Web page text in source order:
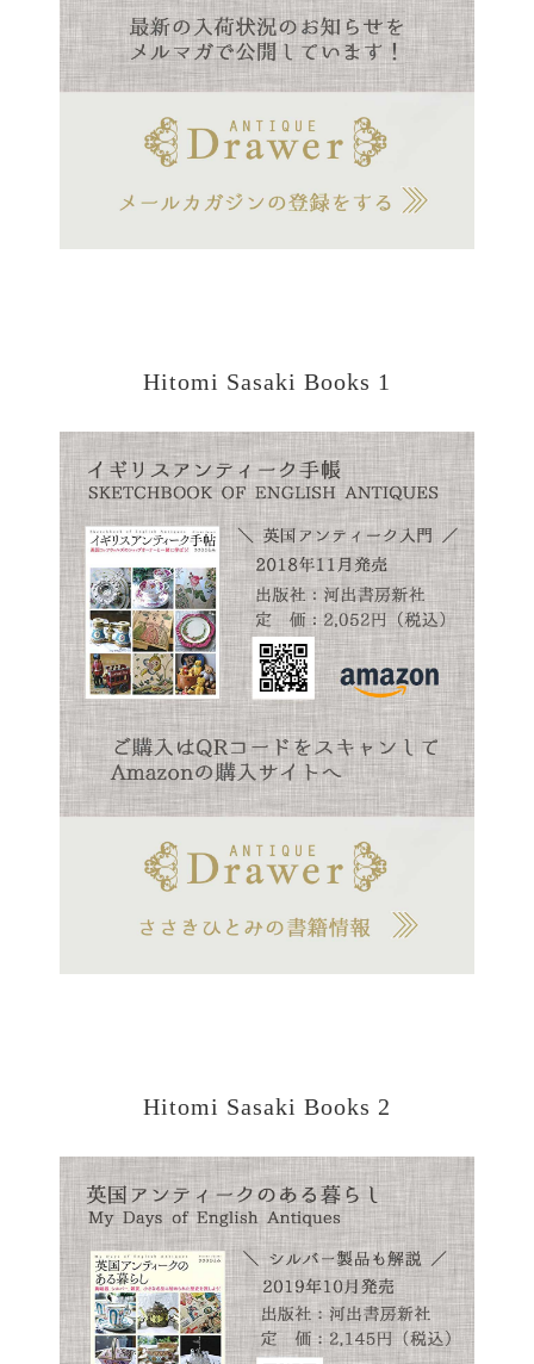
Hitomi Sasaki Books 1
Hitomi Sasaki Books 2